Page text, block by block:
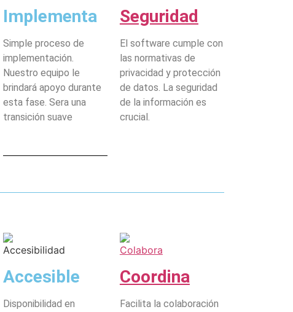
Implementa
Simple proceso de
implementación.
Nuestro equipo le
brindará apoyo durante
esta fase. Sera una
transición suave
Seguridad
El software cumple con
las normativas de
privacidad y protección
de datos. La seguridad
de la información es
crucial.
Accesible
Disponibilidad en
Coordina
Facilita la colaboración